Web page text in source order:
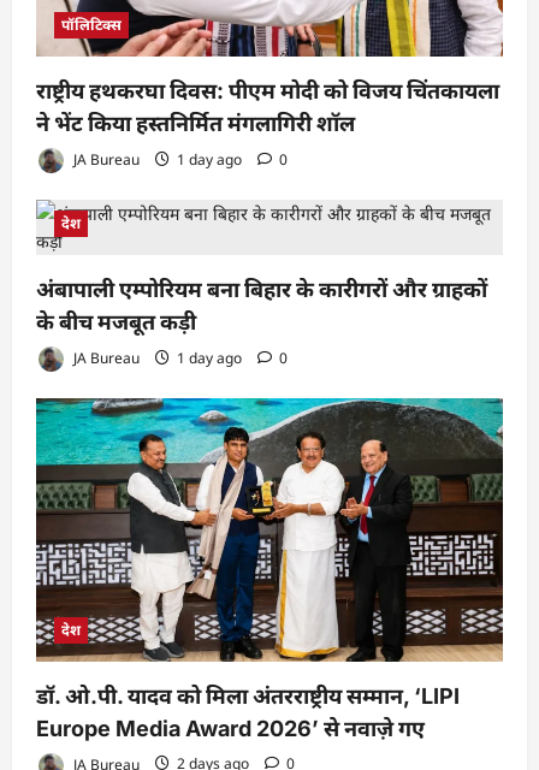
पॉलिटिक्स
राष्ट्रीय हथकरघा दिवस: पीएम मोदी को विजय चिंतकायला
ने भेंट किया हस्तनिर्मित मंगलागिरी शॉल
JA Bureau 1 day ago 0
देश
अंबापाली एम्पोरियम बना बिहार के कारीगरों और ग्राहकों
के बीच मजबूत कड़ी
JA Bureau 1 day ago 0
देश
डॉ. ओ.पी. यादव को मिला अंतरराष्ट्रीय सम्मान, ‘LIPI
Europe Media Award 2026’ से नवाज़े गए
JA Bureau 2 days ago 0